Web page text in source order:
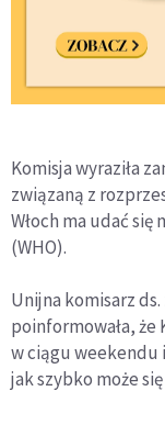
Komisja wyraziła
związaną z
Włoch ma udać
(WHO).
Unijna komisarz
poinformowała, że
w ciągu weekendu
jak szybko może